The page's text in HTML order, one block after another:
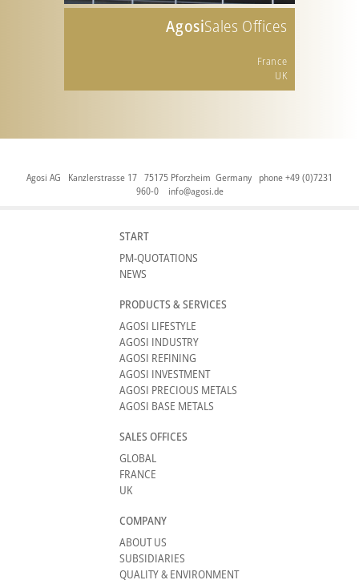
AgosiSales Offices
France
UK
Agosi AG Kanzlerstrasse 17 75175 Pforzheim Germany phone +49 (0)7231
960-0 info@agosi.de
START
PM-QUOTATIONS
NEWS
PRODUCTS & SERVICES
AGOSI LIFESTYLE
AGOSI INDUSTRY
AGOSI REFINING
AGOSI INVESTMENT
AGOSI PRECIOUS METALS
AGOSI BASE METALS
SALES OFFICES
GLOBAL
FRANCE
UK
COMPANY
ABOUT US
SUBSIDIARIES
QUALITY & ENVIRONMENT